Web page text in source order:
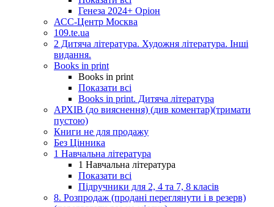
Генеза 2024+ Оріон
АСС-Центр Москва
109.te.ua
2 Дитяча література. Художня література. Інші
видання.
Books in print
Books in print
Показати всі
Books in print. Дитяча література
АРХІВ (до вияснення) (див коментар)(тримати
пустою)
Книги не для продажу
Без Цінника
1 Навчальна література
1 Навчальна література
Показати всі
Підручники для 2, 4 та 7, 8 класів
8. Розпродаж (продані переглянути і в резерв)